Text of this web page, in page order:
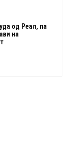
од Реал, па
на